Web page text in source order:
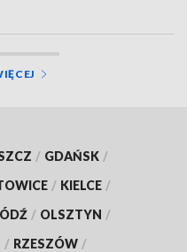
/ GDAŃSK /
/ KIELCE /
/ OLSZTYN /
/ RZESZÓW /